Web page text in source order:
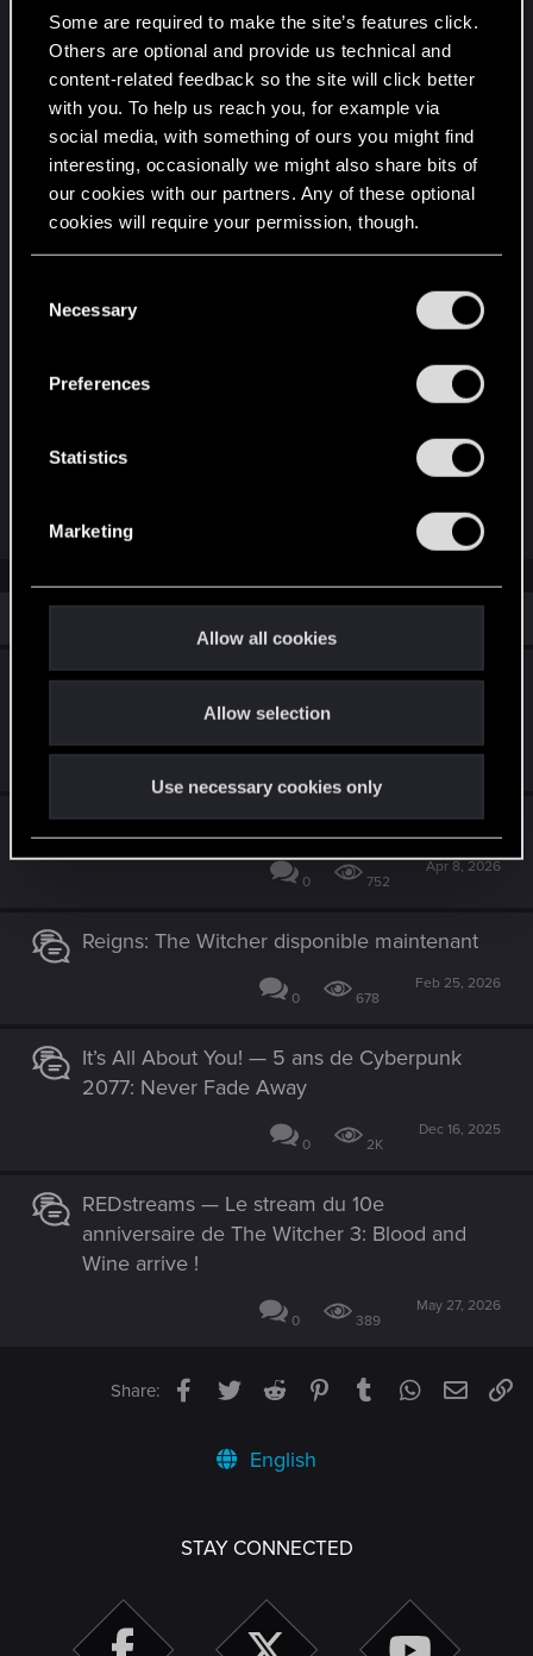
Some are required to make the site’s features click.
Others are optional and provide us technical and
content-related feedback so the site will click better
with you. To help us reach you, for example via
social media, with something of ours you might find
interesting, occasionally we might also share bits of
our cookies with our partners. Any of these optional
cookies will require your permission, though.
and tweak your preferences regarding them in the
Necessary
Preferences
Statistics
Marketing
Allow all cookies
Allow selection
Use necessary cookies only
Votre deck est remplacé par 16 ours anciens de
puissance différente. Les capacités du chef sont
désactivées.
Double Down 27.06 - 04.07
Chaque fois que vous jouez une unité de votre
main, jouez une unité avec le même coût de
provision de votre deck. Votre deck de départ est
Au début de la partie, transformez toutes les
cartes d'or en bronzes aléatoires de votre faction.
La fin de cette saison est prévue pour le 11 juillet à
It’s All About You! - Les Légendes de Night
City — Une équipe inoubliable
Jun 10, 2026
La mise à jour PlayStation®5 Pro est là !
0 752
Apr 8, 2026
Reigns: The Witcher disponible maintenant
0 678
Feb 25, 2026
It’s All About You! — 5 ans de Cyberpunk
2077: Never Fade Away
0 2K
Dec 16, 2025
REDstreams — Le stream du 10e
anniversaire de The Witcher 3: Blood and
Wine arrive !
0 389
May 27, 2026
Share: Facebook
TwitterReddit PinterestTumblrWhatsApp
Email
English
STAY CONNECTED